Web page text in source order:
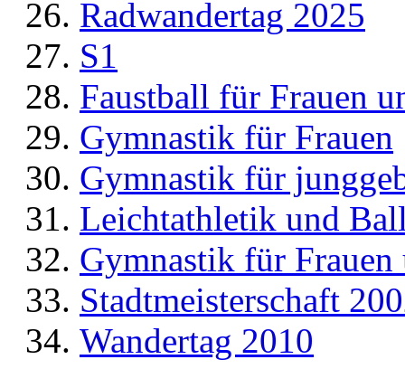
Radwandertag 2025
S1
Faustball für Frauen
Gymnastik für Frauen
Gymnastik für
Leichtathletik und
Gymnastik für Frauen
Stadtmeisterschaft
Wandertag 2010